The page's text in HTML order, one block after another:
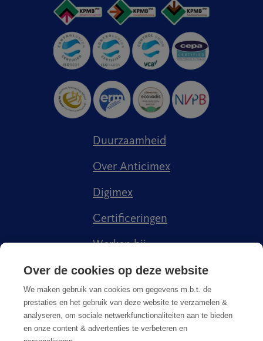
Duurzaamheid
Over Anticimex
Digimex
Certificeringen
Werken bij
Kenniscentrum
Over de cookies op deze website
We maken gebruik van cookies om gegevens m.b.t. de
prestaties en het gebruik van deze website te verzamelen &
analyseren, om sociale netwerkfunctionaliteiten aan te bieden
en onze content & advertenties te verbeteren en